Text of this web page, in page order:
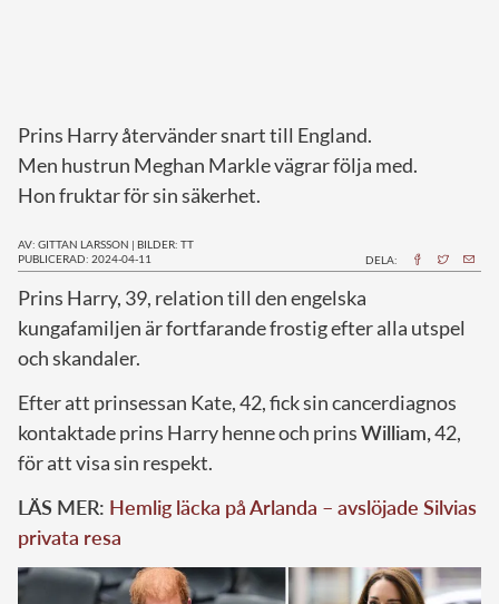
Prins Harry återvänder snart till England.
Men hustrun Meghan Markle vägrar följa med.
Hon fruktar för sin säkerhet.
AV: GITTAN LARSSON | BILDER: TT
PUBLICERAD: 2024-04-11
DELA:
Prins Harry, 39, relation till den engelska
kungafamiljen är fortfarande frostig efter alla utspel
och skandaler.
Efter att prinsessan Kate, 42, fick sin cancerdiagnos
kontaktade prins Harry henne och prinsWilliam,42,
för att visa sin respekt.
LÄS MER: Hemlig läcka på Arlanda – avslöjade Silvias
privata resa